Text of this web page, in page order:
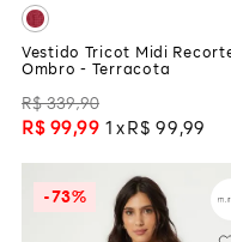
Vestido Tricot Midi
Ombro - Terracota
R$ 339,90
R$ 99,99 1 R$ 99 ,99
-73%